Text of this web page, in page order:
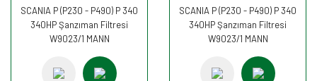
SCANIA P (P230 - P490) P 340
340HP Şanzıman Filtresi
W9023/1 MANN
SCANIA P (P230 - P490) P 340
340HP Şanzıman Filtresi
W9023/1 MANN